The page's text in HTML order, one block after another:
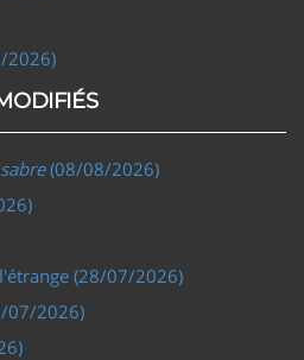
2026)
(08/08/2026)
(28/07/2026)
07/2026)